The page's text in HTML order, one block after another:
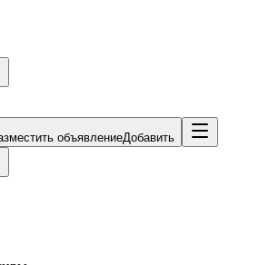
объявлениеДобавить